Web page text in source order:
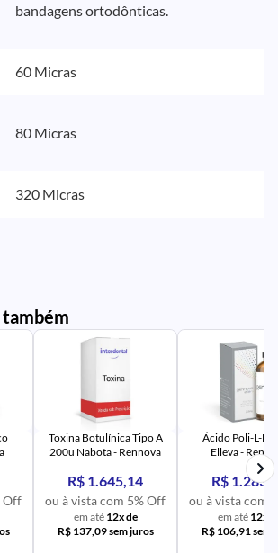
bandagens ortodônticas.
60 Micras
80 Micras
320 Micras
Off
Toxina Botulínica Tipo A
200u Nabota - Rennova
R$ 1.645,14
ou à vista com 5% Off
em até 12x de
R$ 137,09 sem juros
UR
Ácido Poli-L-
Elleva -
R$
ou à vista com
em até 12x
R$ 106,91 sem